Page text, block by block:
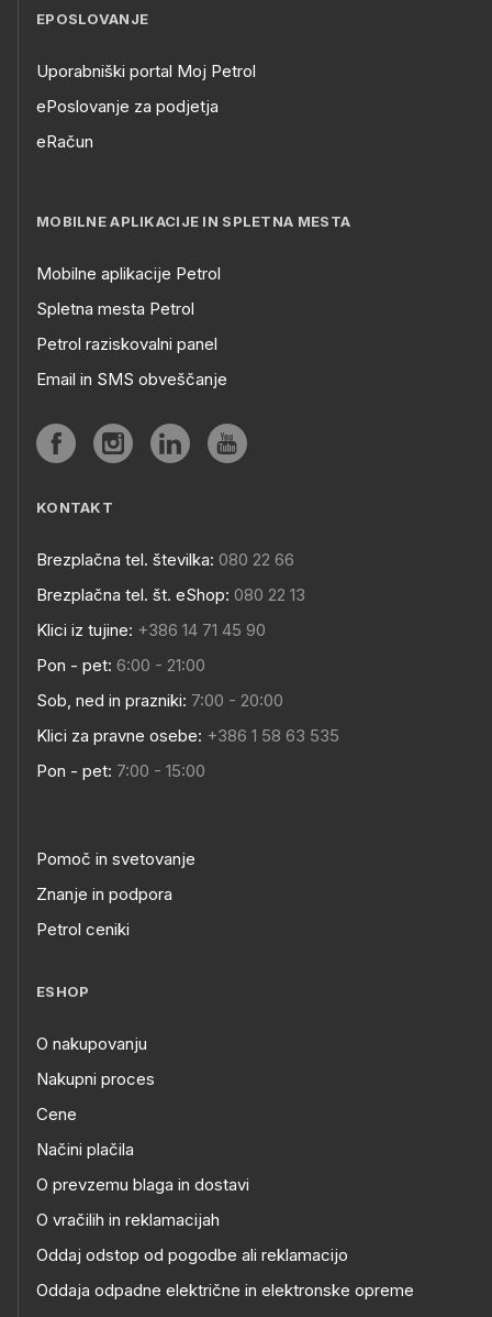
EPOSLOVANJE
Uporabniški portal Moj Petrol
ePoslovanje za podjetja
eRačun
MOBILNE APLIKACIJE IN SPLETNA MESTA
Mobilne aplikacije Petrol
Spletna mesta Petrol
Petrol raziskovalni panel
Email in SMS obveščanje
KONTAKT
Brezplačna tel. številka: 080 22 66
Brezplačna tel. št. eShop: 080 22 13
Klici iz tujine: +386 14 71 45 90
Pon - pet: 6:00 - 21:00
Sob, ned in prazniki: 7:00 - 20:00
Klici za pravne osebe: +386 1 58 63 535
Pon - pet: 7:00 - 15:00
Pomoč in svetovanje
Znanje in podpora
Petrol ceniki
ESHOP
O nakupovanju
Nakupni proces
Cene
Načini plačila
O prevzemu blaga in dostavi
O vračilih in reklamacijah
Oddaj odstop od pogodbe ali reklamacijo
Oddaja odpadne električne in elektronske opreme